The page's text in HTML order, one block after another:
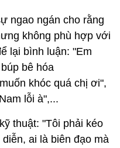
ngao ngán cho rằng
không phù hợp với
lại bình luận: "Em
bê hóa
khóc quá chị ơi",
lỗi à",...
thuật: "Tôi phải kéo
ai là biên đạo mà